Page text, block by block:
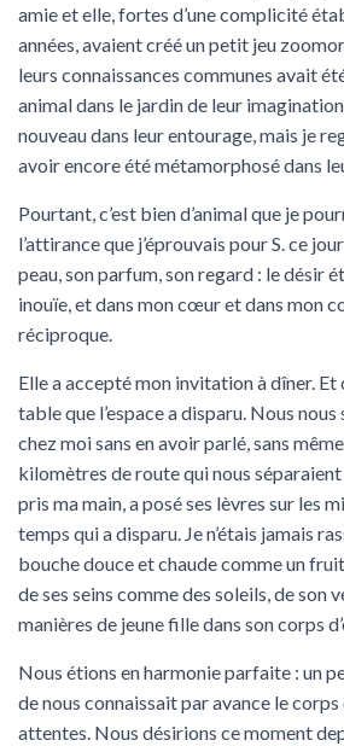
amie et elle, fortes d’une complicité
années, avaient créé un petit jeu
leurs connaissances communes avait
animal dans le jardin de leur
nouveau dans leur entourage, mais je
avoir encore été métamorphosé dans
Pourtant, c’est bien d’animal que je
l’attirance que j’éprouvais pour S. ce
peau, son parfum, son regard : le désir
inouïe, et dans mon cœur et dans mon
réciproque.
Elle a accepté mon invitation à dîner. Et
table que l’espace a disparu. Nous
chez moi sans en avoir parlé, sans
kilomètres de route qui nous
pris ma main, a posé ses lèvres sur les
temps qui a disparu. Je n’étais jamais
bouche douce et chaude comme un
de ses seins comme des soleils, de son
manières de jeune fille dans son corps
Nous étions en harmonie parfaite : un
de nous connaissait par avance le corps
attentes. Nous désirions ce moment